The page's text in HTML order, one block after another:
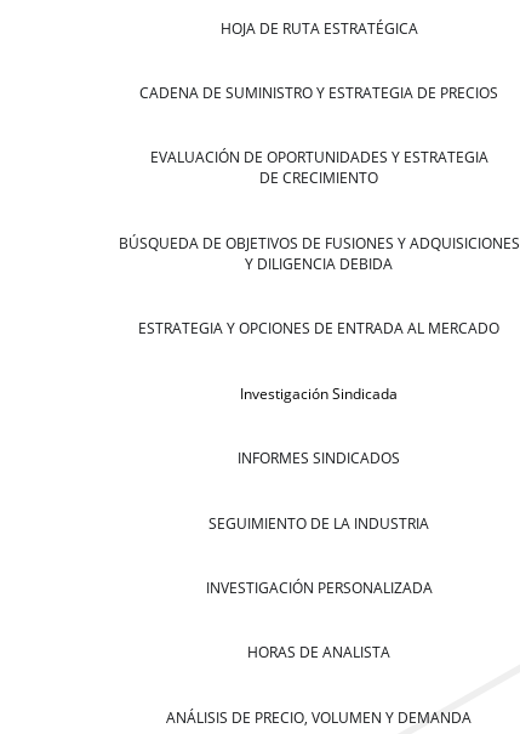
HOJA DE RUTA ESTRATÉGICA
CADENA DE SUMINISTRO Y ESTRATEGIA DE PRECIOS
EVALUACIÓN DE OPORTUNIDADES Y ESTRATEGIA
DE CRECIMIENTO
BÚSQUEDA DE OBJETIVOS DE FUSIONES Y ADQUISICIONES
Y DILIGENCIA DEBIDA
ESTRATEGIA Y OPCIONES DE ENTRADA AL MERCADO
Investigación Sindicada
INFORMES SINDICADOS
SEGUIMIENTO DE LA INDUSTRIA
INVESTIGACIÓN PERSONALIZADA
HORAS DE ANALISTA
ANÁLISIS DE PRECIO, VOLUMEN Y DEMANDA